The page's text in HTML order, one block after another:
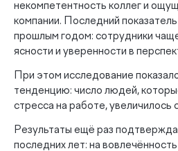
некомпетентность коллег и
компании. Последний
прошлым годом: сотрудники
ясности и уверенности в
При этом исследование
тенденцию: число людей,
стресса на работе, увеличилось
Результаты ещё раз
последних лет: на